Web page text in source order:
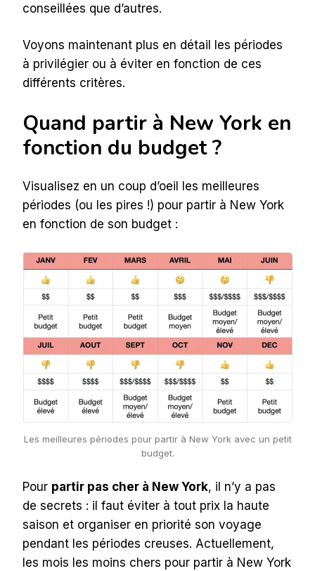
conseillées que d’autres.
Voyons maintenant plus en détail les périodes
à privilégier ou à éviter en fonction de ces
différents critères.
Quand partir à New York en
fonction du budget ?
Visualisez en un coup d’oeil les meilleures
périodes (ou les pires !) pour partir à New York
en fonction de son budget :
Les meilleures périodes pour partir à New York avec un petit
budget.
Pour partir pas cher à New York, il n’y a pas
de secrets : il faut éviter à tout prix la haute
saison et organiser en priorité son voyage
pendant les périodes creuses. Actuellement,
les mois les moins chers pour partir à New York